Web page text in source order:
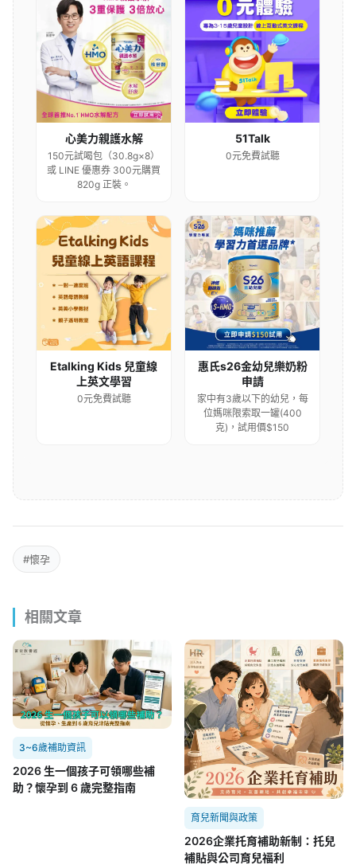
心美力親護水解
150元試喝包（30.8g×8）
或 LINE 優惠券 300元購買
820g 正裝。
51Talk
0元免費試聽
Etalking Kids 兒童線
上英文學習
0元免費試聽
惠氏s26金幼兒樂奶粉
申請
家中有3歲以下的幼兒，每
位媽咪限索取一罐(400
克)，試用價$150
#懷孕
相關文章
3~6歲補助資訊
2026 生一個孩子可領哪些補
助？懷孕到 6 歲完整指南
育兒新聞與政策
2026企業托育補助新制：托兒
補貼與公司育兒福利